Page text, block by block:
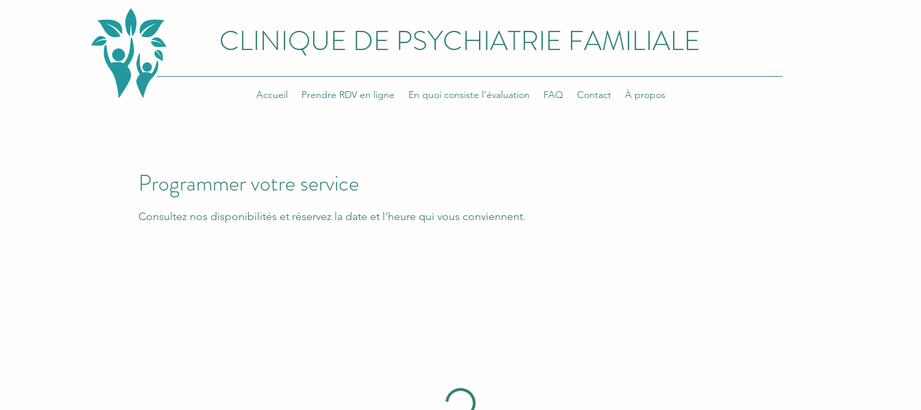
CLINIQUE DE PSYCHIATRIE FAMILIALE
Accueil Prendre RDV en ligne En quoi consiste l’évaluation FAQ Contact À propos
Programmer votre service
Consultez nos disponibilités et réservez la date et l'heure qui vous conviennent.